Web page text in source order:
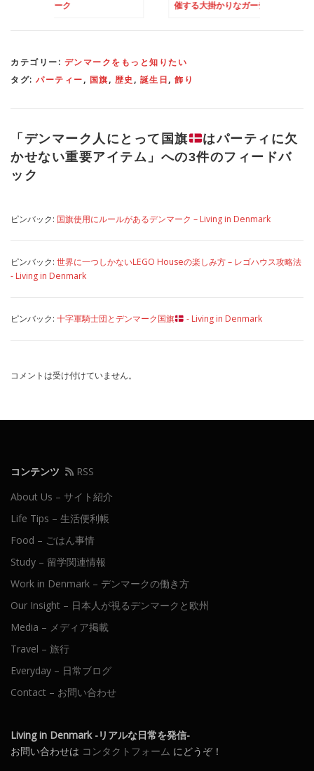
催する大掛かりなガーデン
い？！デンマーク人
カテゴリー: デンマークをもっと知りたい
タグ: パーティー, 国旗, 歴史 , 誕生日, 飾り
「 デンマーク人にとって国旗
はパーティに欠
かせない重要アイテム 」への3件のフィードバ
ック
ピンバック: 国旗使用にルールがあるデンマーク – Living in Denmark
ピンバック: 世界に一つしかないLEGO Houseの楽しみ方 – レゴハウス攻略法
- Living in Denmark
ピンバック: 十字軍騎士団とデンマーク国旗 - Living in Denmark
コメントは受け付けていません。
コンテンツ
RSS
About Us – サイト紹介
Life Tips – 生活便利帳
Food – ごはん事情
Study – 留学関連情報
Work in Denmark – デンマークの働き方
Our Insight – 日本人が視るデンマークと欧州
Media – メディア掲載
Travel – 旅行
Everyday – 日常ブログ
Contact – お問い合わせ
Living in Denmark -リアルな日常を発信-
お問い合わせは コンタクトフォーム にどうぞ！